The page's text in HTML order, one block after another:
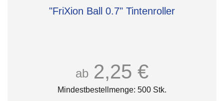
"FriXion Ball 0.7" Tintenroller
ab 2,25 €
Mindestbestellmenge: 500 Stk.